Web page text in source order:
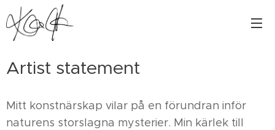
Artist statement
Mitt konstnärskap vilar på en förundran inför
naturens storslagna mysterier. Min kärlek till